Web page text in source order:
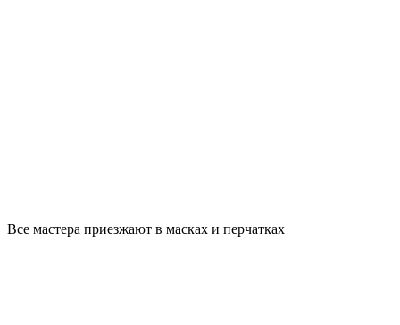
Все мастера приезжают в масках и перчатках